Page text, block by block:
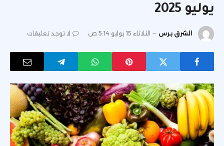
يوليو 2025
الشرق برس الثلاثاء 15 يوليو 5:14 ص لا توجد تعليقات